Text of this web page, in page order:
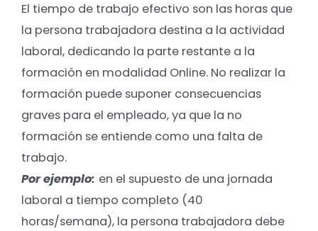
El tiempo de trabajo efectivo son las horas que
la persona trabajadora destina a la actividad
laboral, dedicando la parte restante a la
formación en modalidad Online. No realizar la
formación puede suponer consecuencias
graves para el empleado, ya que la no
formación se entiende como una falta de
trabajo.
Por ejemplo: en el supuesto de una jornada
laboral a tiempo completo (40
horas/semana), la persona trabajadora debe